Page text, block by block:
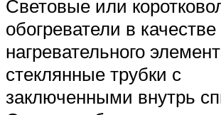
Световые или
обогреватели в качестве
нагревательного
стеклянные трубки с
заключенными внутрь